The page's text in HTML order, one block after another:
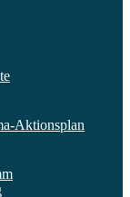
Aktionsplan